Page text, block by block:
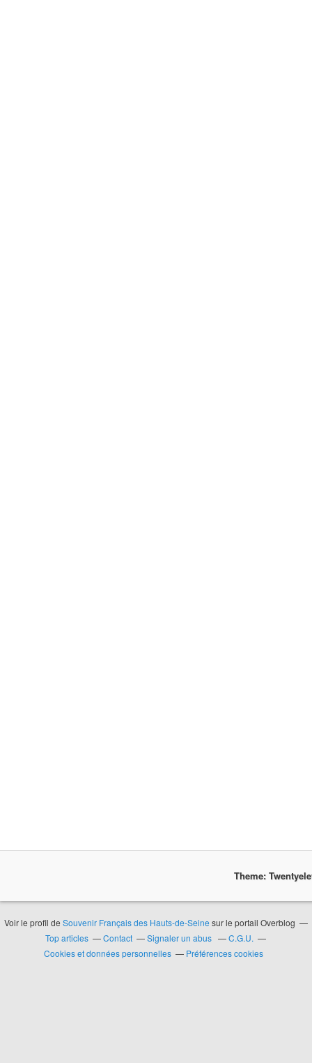
Theme:
Voir le profil de Souvenir Français des Hauts-de-Seine sur le portail Overblog
Top articles
Contact Signaler un abus
C.G.U.
Cookies et données personnelles
Préférences cookies